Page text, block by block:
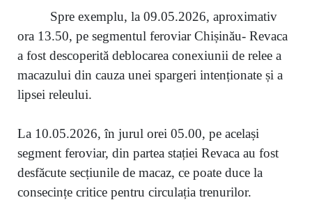
Spre exemplu, la 09.05.2026, aproximativ
ora 13.50, pe segmentul feroviar Chișinău- Revaca
a fost descoperită deblocarea conexiunii de relee a
macazului din cauza unei spargeri intenționate și a
lipsei releului.
La 10.05.2026, în jurul orei 05.00, pe același
segment feroviar, din partea stației Revaca au fost
desfăcute secțiunile de macaz, ce poate duce la
consecințe critice pentru circulația trenurilor.